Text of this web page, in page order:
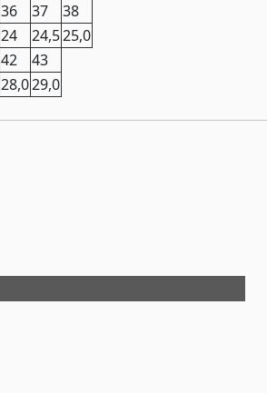
36 37 38
24 24,525,0
42 43
28,029,0